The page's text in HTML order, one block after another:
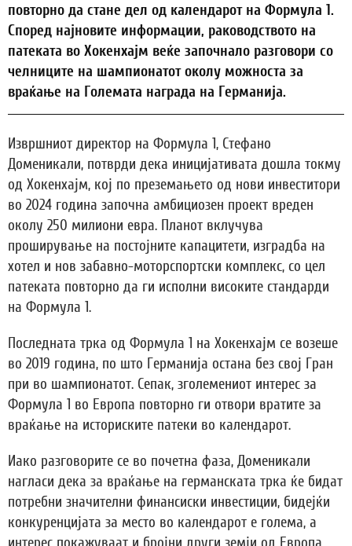
повторно да стане дел од календарот на Формула 1.
Според најновите информации, раководството на
патеката во Хокенхајм веќе започнало разговори со
челниците на шампионатот околу можноста за
враќање на Големата награда на Германија.
Извршниот директор на Формула 1, Стефано
Доменикали, потврди дека иницијативата дошла токму
од Хокенхајм, кој по преземањето од нови инвеститори
во 2024 година започна амбициозен проект вреден
околу 250 милиони евра. Планот вклучува
проширување на постојните капацитети, изградба на
хотел и нов забавно-моторспортски комплекс, со цел
патеката повторно да ги исполни високите стандарди
на Формула 1.
Последната трка од Формула 1 на Хокенхајм се возеше
во 2019 година, по што Германија остана без свој Гран
при во шампионатот. Сепак, зголемениот интерес за
Формула 1 во Европа повторно ги отвори вратите за
враќање на историските патеки во календарот.
Иако разговорите се во почетна фаза, Доменикали
нагласи дека за враќање на германската трка ќе бидат
потребни значителни финансиски инвестиции, бидејќи
конкуренцијата за место во календарот е голема, а